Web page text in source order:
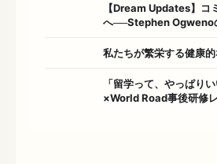
【Dream Updates】コ
へ──Stephen Ogweno
私たちが繁栄する健康
「留学って、やっぱり
×World Road事後研修